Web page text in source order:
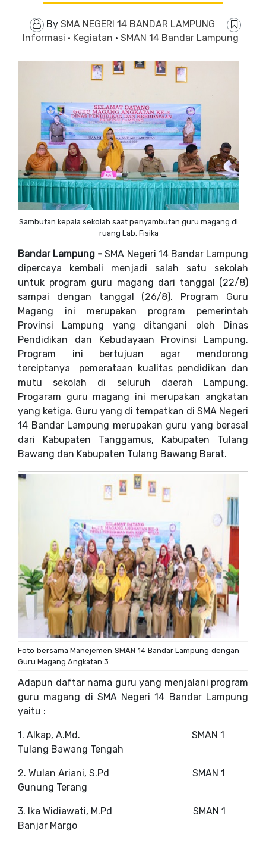
By SMA NEGERI 14 BANDAR LAMPUNG
Informasi · Kegiatan · SMAN 14 Bandar Lampung
Sambutan kepala sekolah saat penyambutan guru magang di
ruang Lab. Fisika
Bandar Lampung -SMA Negeri 14 Bandar Lampung
dipercaya kembali menjadi salah satu sekolah
untuk program guru magang dari tanggal (22/8)
sampai dengan tanggal (26/8). Program Guru
Magang ini merupakan program pemerintah
Provinsi Lampung yang ditangani oleh Dinas
Pendidikan dan Kebudayaan Provinsi Lampung.
Program ini bertujuan agar mendorong
terciptanya pemerataan kualitas pendidikan dan
mutu sekolah di seluruh daerah Lampung.
Progaram guru magang ini merupakan angkatan
yang ketiga. Guru yang di tempatkan di SMA Negeri
14 Bandar Lampung merupakan guru yang berasal
dari Kabupaten Tanggamus, Kabupaten Tulang
Bawang dan Kabupaten Tulang Bawang Barat.
Foto bersama Manejemen SMAN 14 Bandar Lampung dengan
Guru Magang Angkatan 3.
Adapun daftar nama guru yang menjalani program
guru magang di SMA Negeri 14 Bandar Lampung
yaitu :
1. Alkap, A.Md.
SMAN 1
Tulang Bawang Tengah
2. Wulan Ariani, S.Pd
SMAN 1
Gunung Terang
3. Ika Widiawati, M.Pd
SMAN 1
Banjar Margo